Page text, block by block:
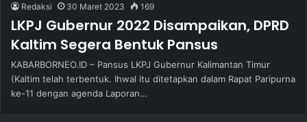
Redaksi 30 Maret 2023 169
LKPJ Gubernur 2022 Disampaikan, DPRD
Kaltim Segera Bentuk Pansus
KABARBORNEO.ID – Pansus LKPJ Gubernur Kalimantan Timur
(Kaltim telah terbentuk. Ihwal itu ditetapkan dalam Rapat Paripurna
ke-11 dengan agenda Laporan…